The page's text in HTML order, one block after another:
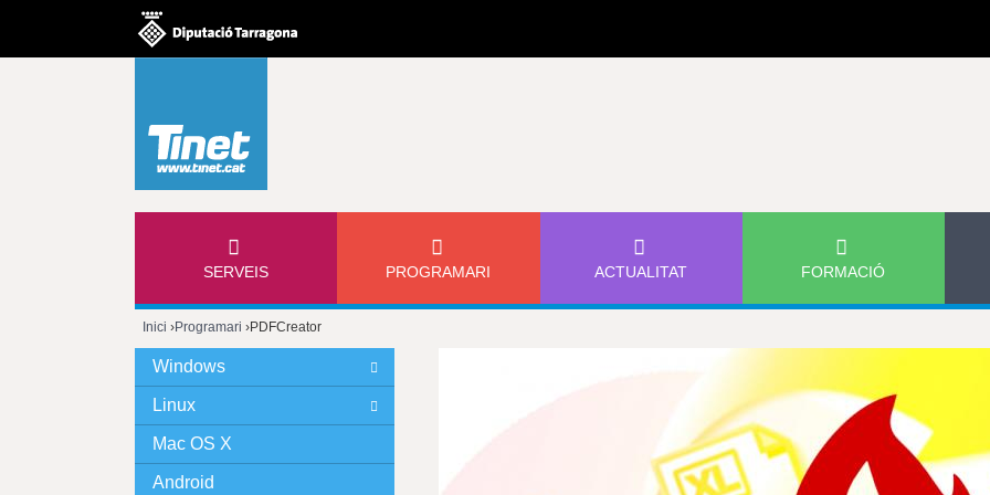
E
N
SERVEIS PROGRAMARI ACTUALITAT FORMACIÓ
Esteu
aquí
Inici ›Programari ›PDFCreator
Windows
Linux
Mac OS X
Android